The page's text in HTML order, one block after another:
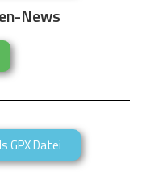
News
GPX Datei